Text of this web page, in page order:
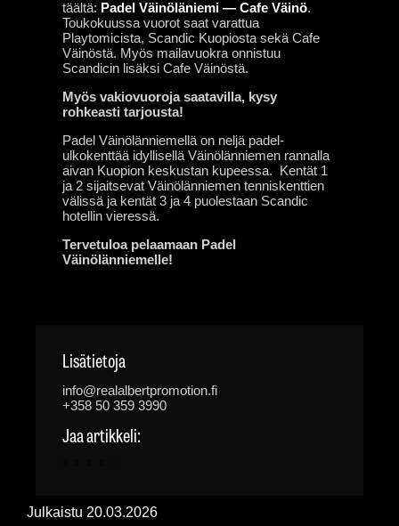
täältä: Padel Väinöläniemi — Cafe Väinö.
Toukokuussa vuorot saat varattua
Playtomicista, Scandic Kuopiosta sekä Cafe
Väinöstä. Myös mailavuokra onnistuu
Scandicin lisäksi Cafe Väinöstä.
Myös vakiovuoroja saatavilla, kysy
rohkeasti tarjousta!
Padel Väinölänniemellä on neljä padel-
ulkokenttää idyllisellä Väinölänniemen rannalla
aivan Kuopion keskustan kupeessa. Kentät 1
ja 2 sijaitsevat Väinölänniemen tenniskenttien
välissä ja kentät 3 ja 4 puolestaan Scandic
hotellin vieressä.
Tervetuloa pelaamaan Padel
Väinölänniemelle!
Lisätietoja
info@realalbertpromotion.fi
+358 50 359 3990
Jaa artikkeli:
Julkaistu 20.03.2026